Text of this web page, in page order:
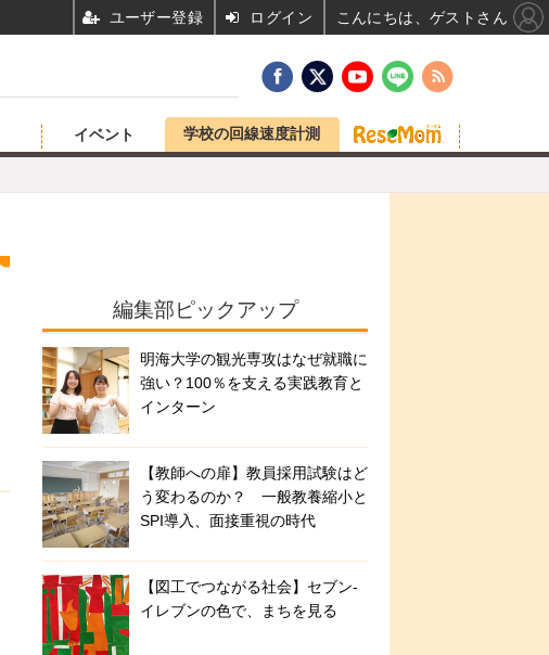
イベント 学校の回線速度計測
編集部ピックアップ
明海大学の観光専攻はなぜ就職に
強い？100％を支える実践教育と
インターン
【教師への扉】教員採用試験はど
う変わるのか？ 一般教養縮小と
SPI導入、面接重視の時代
【図工でつながる社会】セブン‐
イレブンの色で、まちを見る
ユーザー登録 ログイン こんにちは、ゲストさん